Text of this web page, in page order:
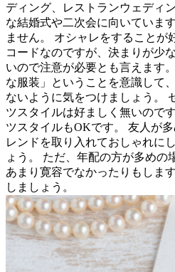
ディング、レストランウェディ
な結婚式や二次会に向いていま
ません。 オシャレをすることが
コードなのですが、決まりが少
いので注意が必要とも言えます
な服装」ということを意識して
ないように気をつけましょう。
ツスタイルは好ましく無いので
ツスタイルもOKです。 友人が
レンドを取り入れておしゃれに
ょう。 ただ、年配の方が多めの
あまり寛容でなかったりもしま
しましょう。